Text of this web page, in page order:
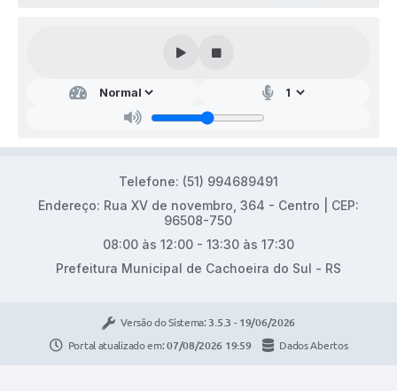
Telefone: (51) 994689491
Endereço: Rua XV de novembro, 364 - Centro | CEP:
96508-750
08:00 às 12:00 - 13:30 às 17:30
Prefeitura Municipal de Cachoeira do Sul - RS
Versão do Sistema: 3.5.3 - 19/06/2026
Portal atualizado em:07/08/2026 19:59 Dados Abertos